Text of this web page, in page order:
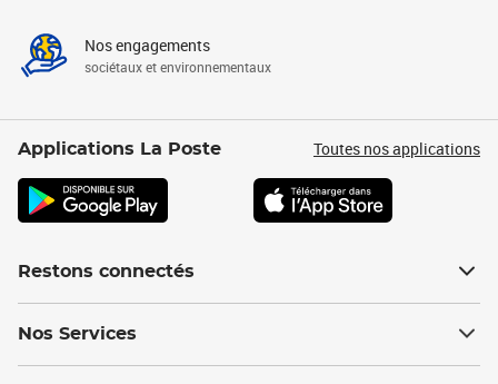
Nos engagements
sociétaux et environnementaux
Applications La Poste Toutes nos applications
Restons connectés
Nos Services